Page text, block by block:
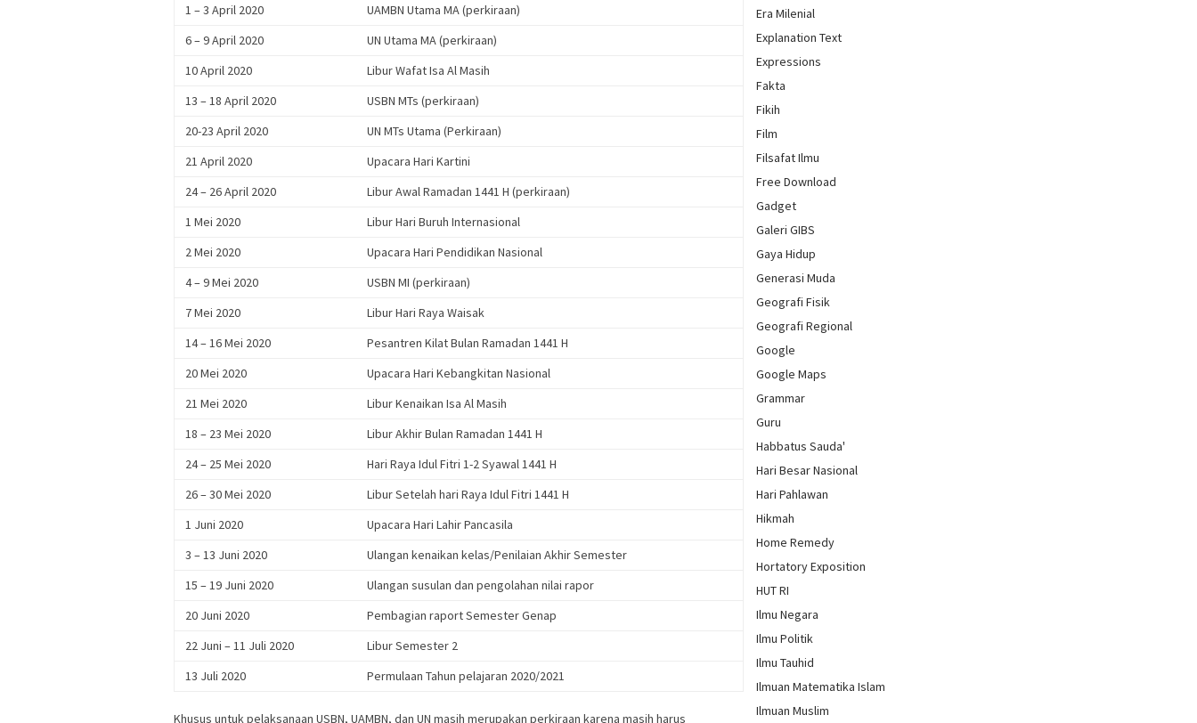
1 – 3 April 2020
UAMBN Utama MA (perkiraan)
6 – 9 April 2020
UN Utama MA (perkiraan)
10 April 2020
Libur Wafat Isa Al Masih
13 – 18 April 2020
USBN MTs (perkiraan)
20-23 April 2020
UN MTs Utama (Perkiraan)
21 April 2020
Upacara Hari Kartini
24 – 26 April 2020
Libur Awal Ramadan 1441 H (perkiraan)
1 Mei 2020
Libur Hari Buruh Internasional
2 Mei 2020
Upacara Hari Pendidikan Nasional
4 – 9 Mei 2020
USBN MI (perkiraan)
7 Mei 2020
Libur Hari Raya Waisak
14 – 16 Mei 2020
Pesantren Kilat Bulan Ramadan 1441 H
20 Mei 2020
Upacara Hari Kebangkitan Nasional
21 Mei 2020
Libur Kenaikan Isa Al Masih
18 – 23 Mei 2020
Libur Akhir Bulan Ramadan 1441 H
24 – 25 Mei 2020
Hari Raya Idul Fitri 1-2 Syawal 1441 H
26 – 30 Mei 2020
Libur Setelah hari Raya Idul Fitri 1441 H
1 Juni 2020
Upacara Hari Lahir Pancasila
3 – 13 Juni 2020
Ulangan kenaikan kelas/Penilaian Akhir Semester
15 – 19 Juni 2020
Ulangan susulan dan pengolahan nilai rapor
20 Juni 2020
Pembagian raport Semester Genap
22 Juni – 11 Juli 2020
Libur Semester 2
13 Juli 2020
Permulaan Tahun pelajaran 2020/2021
Khusus untuk pelaksanaan USBN, UAMBN, dan UN masih merupakan perkiraan karena masih harus
Era Milenial
Explanation Text
Expressions
Fakta
Fikih
Film
Filsafat Ilmu
Free Download
Gadget
Galeri GIBS
Gaya Hidup
Generasi Muda
Geografi Fisik
Geografi Regional
Google
Google Maps
Grammar
Guru
Habbatus Sauda'
Hari Besar Nasional
Hari Pahlawan
Hikmah
Home Remedy
Hortatory Exposition
HUT RI
Ilmu Negara
Ilmu Politik
Ilmu Tauhid
Ilmuan Matematika Islam
Ilmuan Muslim